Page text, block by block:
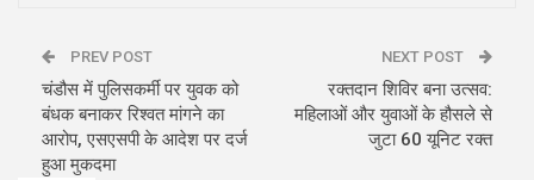
PREV POST
चंडौस में पुलिसकर्मी पर युवक को
बंधक बनाकर रिश्वत मांगने का
आरोप, एसएसपी के आदेश पर दर्ज
हुआ मुकदमा
NEXT POST
रक्तदान शिविर बना उत्सव:
महिलाओं और युवाओं के हौसले से
जुटा 60 यूनिट रक्त